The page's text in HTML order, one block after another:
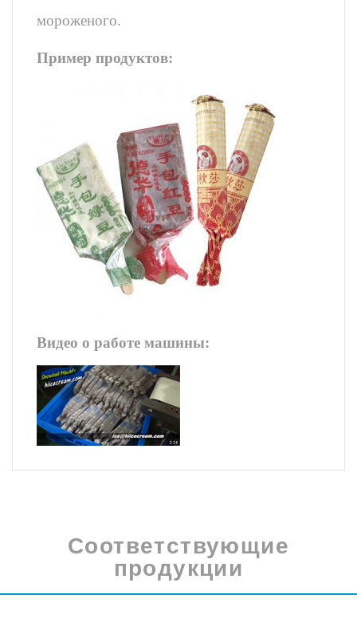
мороженого.
Пример продуктов:
Видео о работе машины:
Соответствующие
продукции